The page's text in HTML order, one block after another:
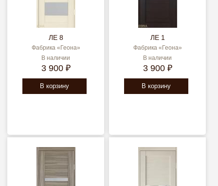
ЛЕ 8
Фабрика «Геона»
В наличии
3 900 ₽
В корзину
ЛЕ 1
Фабрика «Геона»
В наличии
3 900 ₽
В корзину